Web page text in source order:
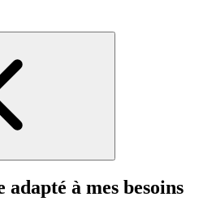
à mes besoins